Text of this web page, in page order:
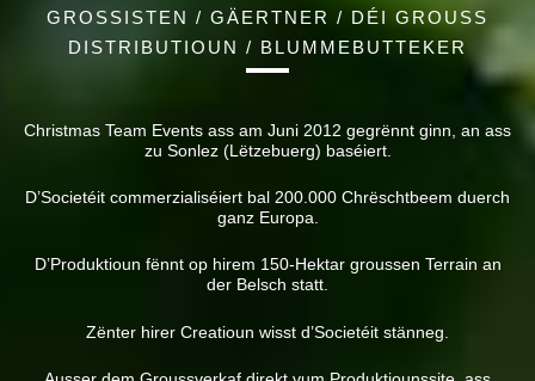
GROSSISTEN / GÄERTNER / DÉI GROUSS
DISTRIBUTIOUN / BLUMMEBUTTEKER
Christmas Team Events ass am Juni 2012 gegrënnt ginn, an ass
zu Sonlez (Lëtzebuerg) baséiert.
D’Societéit commerzialiséiert bal 200.000 Chrëschtbeem duerch
ganz Europa.
D’Produktioun fënnt op hirem 150-Hektar groussen Terrain an
der Belsch statt.
Zënter hirer Creatioun wisst d’Societéit stänneg.